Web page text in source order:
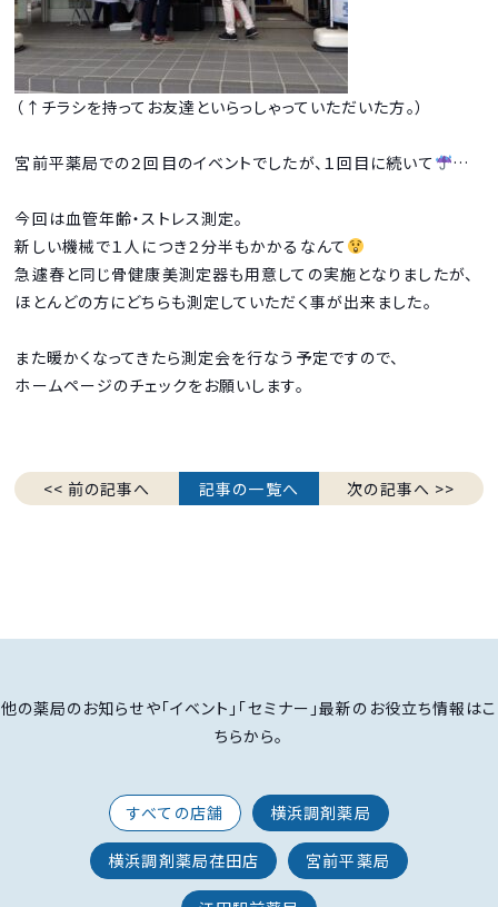
（↑チラシを持ってお友達といらっしゃっていただいた方。）
宮前平薬局での２回目のイベントでしたが、１回目に続いて …
今回は血管年齢・ストレス測定。
新しい機械で１人につき２分半もかかるなんて
急遽春と同じ骨健康美測定器も用意しての実施となりましたが、
ほとんどの方にどちらも測定していただく事が出来ました。
また暖かくなってきたら測定会を行なう予定ですので、
ホームページのチェックをお願いします。
<< 前の記事へ 記事の一覧へ 次の記事へ >>
他の薬局のお知らせや「イベント」「セミナー」最新のお役立ち情報はこ
ちらから。
すべての店舗 横浜調剤薬局
横浜調剤薬局荏田店 宮前平薬局